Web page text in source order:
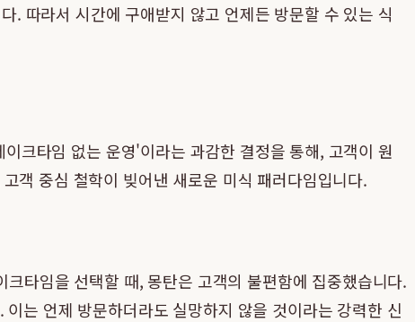
. 따라서 시간에 구애받지 않고 언제든 방문할 수 있는 식
크타임 없는 운영'이라는 과감한 결정을 통해, 고객이 원
객 중심 철학이 빚어낸 새로운 미식 패러다임입니다.
타임을 선택할 때, 몽탄은 고객의 불편함에 집중했습니다.
는 언제 방문하더라도 실망하지 않을 것이라는 강력한 신